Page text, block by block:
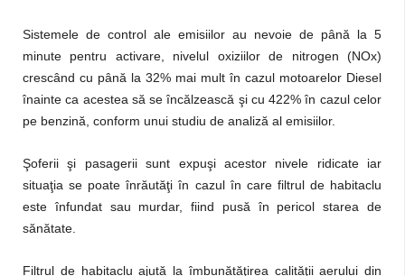
Sistemele de control ale emisiilor au nevoie de până la 5
minute pentru activare, nivelul oxiziilor de nitrogen (NOx)
crescând cu până la 32% mai mult în cazul motoarelor Diesel
înainte ca acestea să se încălzească şi cu 422% în cazul celor
pe benzină, conform unui studiu de analiză al emisiilor.
Şoferii şi pasagerii sunt expuşi acestor nivele ridicate iar
situaţia se poate înrăutăţi în cazul în care filtrul de habitaclu
este înfundat sau murdar, fiind pusă în pericol starea de
sănătate.
Filtrul de habitaclu ajută la îmbunătăţirea calităţii aerului din